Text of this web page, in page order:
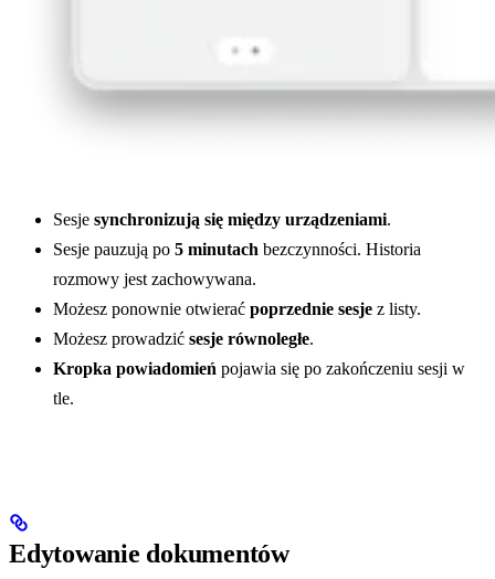
Sesje synchronizują się między urządzeniami.
Sesje pauzują po 5 minutach bezczynności. Historia
rozmowy jest zachowywana.
Możesz ponownie otwierać poprzednie sesje z listy.
Możesz prowadzić sesje równoległe.
Kropka powiadomień pojawia się po zakończeniu sesji w
tle.
Edytowanie dokumentów